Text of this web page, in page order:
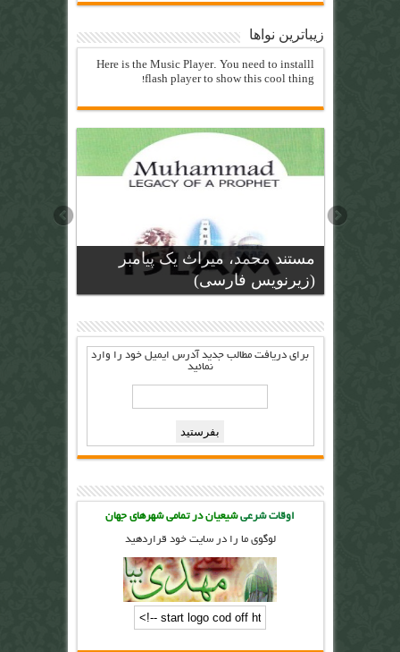
زیباترین نواها
Here is the Music Player. You need to installl
flash player to show this cool thing!
مستند محمد، میراث یک پیامبر
(زیرنویس فارسی)
برای دریافت مطالب جدید آدرس ايميل خود را وارد
نمائيد
اوقات شرعیشیعیان در تمامی شهرهای جهان
لوگوی ما را در سایت خود قراردهید